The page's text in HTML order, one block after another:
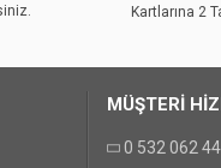
Kartlarına 2
MÜŞTERİ
0 532 062